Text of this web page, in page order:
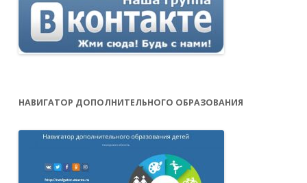
НАВИГАТОР ДОПОЛНИТЕЛЬНОГО ОБРАЗОВАНИЯ